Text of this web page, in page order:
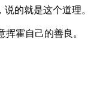
的就是这个道理。
霍自己的善良。